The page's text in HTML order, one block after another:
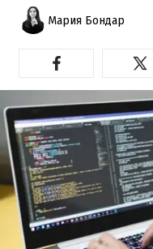
Мария Бондар